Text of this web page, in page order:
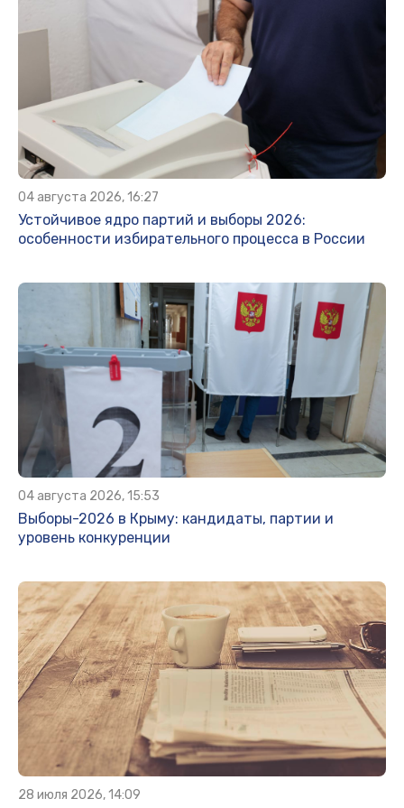
04 августа 2026, 16:27
Устойчивое ядро партий и выборы 2026:
особенности избирательного процесса в России
04 августа 2026, 15:53
Выборы-2026 в Крыму: кандидаты, партии и
уровень конкуренции
28 июля 2026, 14:09